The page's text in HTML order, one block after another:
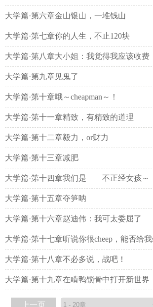
大学篇·第六章金山银山，一堆钱山
大学篇·第七章你的人生，不止120块
大学篇·第八章大小姐：我觉得我应该收费
大学篇·第九章见鬼了
大学篇·第十章哦～cheapman～！
大学篇·第十一章精致，有精致的道理
大学篇·第十二章毅力，or财力
大学篇·第十三章减肥
大学篇·第十四章我们是——不正经女孩～
大学篇·第十五章夺笋呐
大学篇·第十六章赵迪伟：我可太委屈了
大学篇·第十七章听说你很cheep，能否给我
大学篇·第十八章不必多说，战吧！
大学篇·第十九章在啃鸭锁骨中打开新世界
上一页